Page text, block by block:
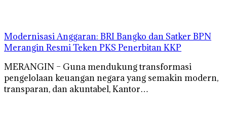
Modernisasi Anggaran: BRI Bangko dan Satker BPN
Merangin Resmi Teken PKS Penerbitan KKP
MERANGIN – Guna mendukung transformasi
pengelolaan keuangan negara yang semakin modern,
transparan, dan akuntabel, Kantor…